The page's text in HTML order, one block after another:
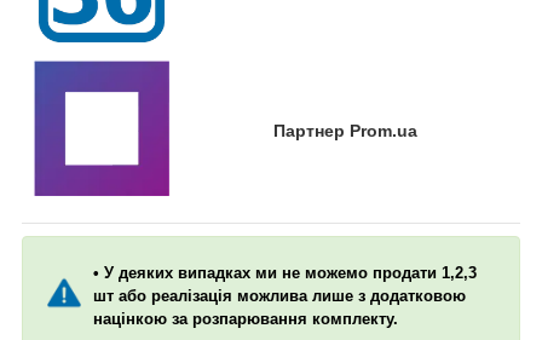
Партнер Prom.ua
• У деяких випадках ми не можемо продати 1,2,3
шт або реалізація можлива лише з додатковою
націнкою за розпарювання комплекту.